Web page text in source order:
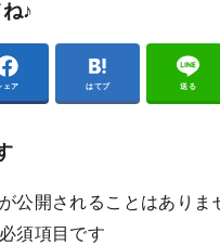
♪
ェア はてブ 送る
公開されることはありま
須項目です